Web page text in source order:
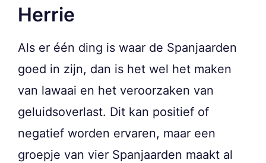
Herrie
Als er één ding is waar de Spanjaarden
goed in zijn, dan is het wel het maken
van lawaai en het veroorzaken van
geluidsoverlast. Dit kan positief of
negatief worden ervaren, maar een
groepje van vier Spanjaarden maakt al